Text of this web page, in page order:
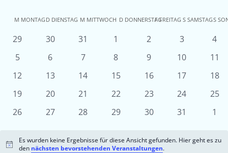
Kalender
von
Veranstaltungen
M MONTAGD DIENSTAG M MITTWOCH D DONNERSTAG
FFREITAG SSAMSTAGS
0
29
0
30
0
31
0
1
0
2
0
3
0
4
0
5
0
6
0
7
0
8
0
9
0
10
0
11
0
12
0
13
0
14
0
15
0
16
0
17
0
18
0
19
0
20
0
21
0
22
0
23
0
24
0
25
0
26
0
27
0
28
0
29
0
30
0
31
0
1
Hinweis
Es wurden keine Ergebnisse für diese Ansicht gefunden. Hier geht es zu
den nächsten bevorstehenden Veranstaltungen.